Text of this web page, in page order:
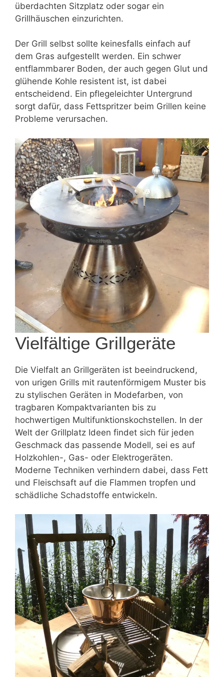
überdachten Sitzplatz oder sogar ein
Grillhäuschen einzurichten.
Der Grill selbst sollte keinesfalls einfach auf
dem Gras aufgestellt werden. Ein schwer
entflammbarer Boden, der auch gegen Glut und
glühende Kohle resistent ist, ist dabei
entscheidend. Ein pflegeleichter Untergrund
sorgt dafür, dass Fettspritzer beim Grillen keine
Probleme verursachen.
Vielfältige Grillgeräte
Die Vielfalt an Grillgeräten ist beeindruckend,
von urigen Grills mit rautenförmigem Muster bis
zu stylischen Geräten in Modefarben, von
tragbaren Kompaktvarianten bis zu
hochwertigen Multifunktionskochstellen. In der
Welt der Grillplatz Ideen findet sich für jeden
Geschmack das passende Modell, sei es auf
Holzkohlen-, Gas- oder Elektrogeräten.
Moderne Techniken verhindern dabei, dass Fett
und Fleischsaft auf die Flammen tropfen und
schädliche Schadstoffe entwickeln.